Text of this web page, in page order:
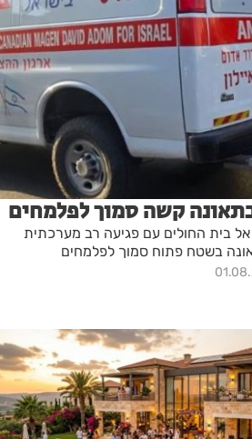
קשה סמוך לפלמחים
20 פונה אל בית החולים עם פגיעה רב מערכתית
בשטח פתוח סמוך לפלמחים